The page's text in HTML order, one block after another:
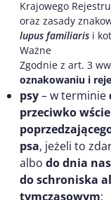
Krajowego
oraz zasady
lupus familiaris i
Ważne
Zgodnie z art. 3
oznakowaniu i
psy– w terminie
przeciwko
psa, jeżeli to
albo do dnia
do schroniska
tymczasowym;